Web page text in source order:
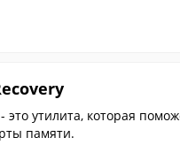
утилита, которая
памяти.